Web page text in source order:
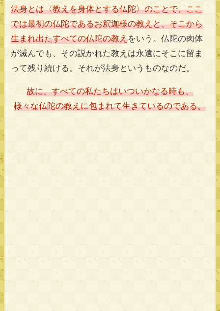
法身とは〈教えを身体とする仏陀〉のことで、ここ
では最初の仏陀であるお釈迦様の教えと、そこから
生まれ出たすべての仏陀の教えをいう。仏陀の肉体
が滅んでも、その説かれた教えは永遠にそこに留ま
って残り続ける。それが法身というものなのだ。
故に、すべての私たちはいついかなる時も、
様々な仏陀の教えに包まれて生きているのである。